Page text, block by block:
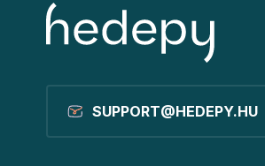
SUPPORT@HEDEPY.HU